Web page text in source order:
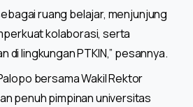
ruang belajar, menjunjung
kolaborasi, serta
lingkungan PTKIN,” pesannya.
bersama Wakil Rektor
penuh pimpinan universitas